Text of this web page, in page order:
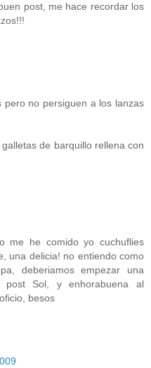
post, me hace recordar los
pero no persiguen a los lanzas
de barquillo rellena con
me he comido yo cuchuflies
una delicia! no entiendo como
deberiamos empezar una
post Sol, y enhorabuena al
besos